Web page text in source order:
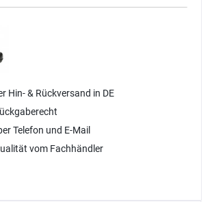
Hin- & Rückversand in DE
Telefon und E-Mail
vom Fachhändler